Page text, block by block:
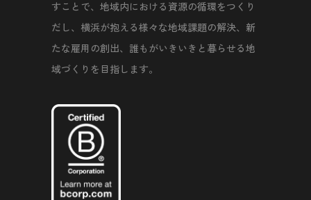
すことで、地域内における資源の循環をつくり
だし、横浜が抱える様々な地域課題の解決、新
たな雇用の創出、誰もがいきいきと暮らせる地
域づくりを目指します。